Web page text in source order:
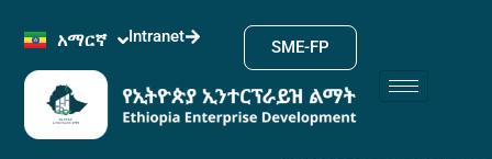
አማርኛ
English Intranet
SME-FP